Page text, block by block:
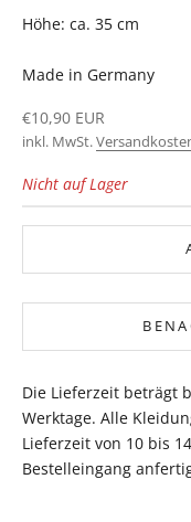
Höhe: ca. 35 cm
Made in Germany
Angebot
€10,90 EUR
inkl. MwSt.
Nicht auf Lager
Die Lieferzeit beträgt
Werktage. Alle
Lieferzeit von 10 bis
Bestelleingang